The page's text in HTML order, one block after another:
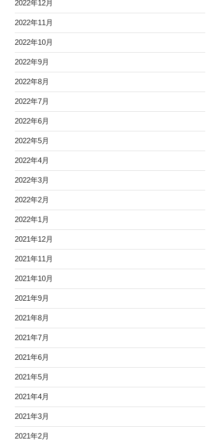
2022年12月
2022年11月
2022年10月
2022年9月
2022年8月
2022年7月
2022年6月
2022年5月
2022年4月
2022年3月
2022年2月
2022年1月
2021年12月
2021年11月
2021年10月
2021年9月
2021年8月
2021年7月
2021年6月
2021年5月
2021年4月
2021年3月
2021年2月